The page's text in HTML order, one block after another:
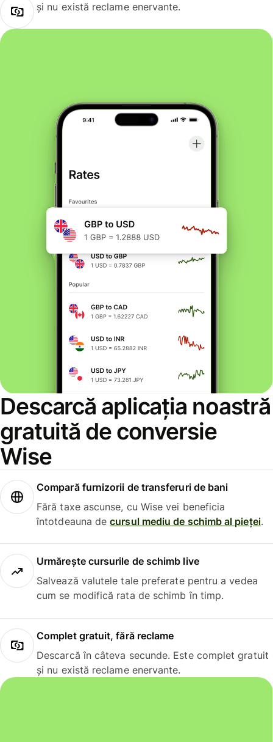
și nu există reclame enervante.
Descarcă aplicația noastră
gratuită de conversie
Wise
Compară furnizorii de transferuri de bani
Fără taxe ascunse, cu Wise vei beneficia
întotdeauna decursul mediu de schimb al pieței.
Urmărește cursurile de schimb live
Salvează valutele tale preferate pentru a vedea
cum se modifică rata de schimb în timp.
Complet gratuit, fără reclame
Descarcă în câteva secunde. Este complet gratuit
și nu există reclame enervante.